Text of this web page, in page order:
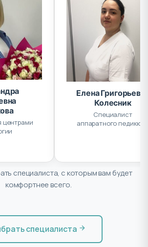
центрами
Елена
Колесник
Специалист
аппаратного
специалиста, с которым вам будет
комфортнее всего.
специалиста